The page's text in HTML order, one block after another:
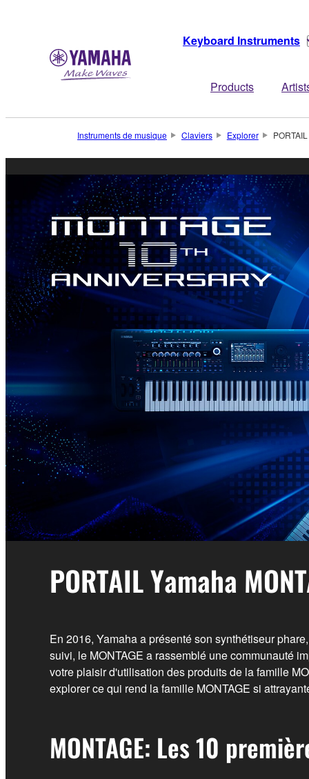
Keyboard Instruments
Products
Instruments de musique Claviers Explorer
PORTAIL Yamaha
En 2016, Yamaha a présenté son synthétiseur
suivi, le MONTAGE a rassemblé une communauté
votre plaisir d'utilisation des produits de la famille
explorer ce qui rend la famille MONTAGE si
MONTAGE: Les 10